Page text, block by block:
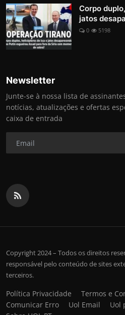
Corpo
jatos
0 5198
Newsletter
Junte-se à nossa lista de
notícias, atualizações e ofertas
caixa de entrada
Copyright 2024 – Todos os direitos
responsável pelo conteúdo de sites
terceiros.
Política Privacidade Termos e
Comunicar Erro
Uol Email
Uol